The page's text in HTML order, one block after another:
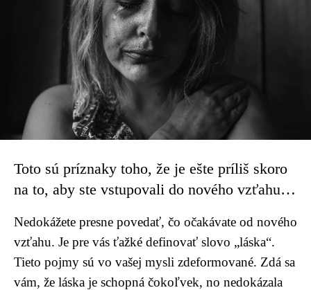
Toto sú príznaky toho, že je ešte príliš skoro
na to, aby ste vstupovali do nového vzťahu…
Nedokážete presne povedať, čo očakávate od nového
vzťahu. Je pre vás ťažké definovať slovo „láska“.
Tieto pojmy sú vo vašej mysli zdeformované. Zdá sa
vám, že láska je schopná čokoľvek, no nedokázala